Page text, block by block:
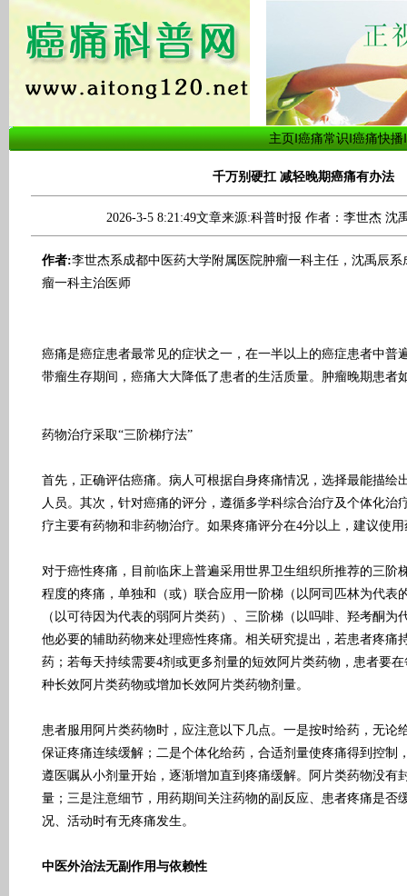
主页‖癌痛常识‖癌痛快播‖
千万别硬扛 减轻晚期癌痛有办法
2026-3-5 8:21:49文章来源:科普时报 作者：李世杰 沈
作者:李世杰系成都中医药大学附属医院肿瘤一科主任，沈禹辰
瘤一科主治医师
癌痛是癌症患者最常见的症状之一，在一半以上的癌症患者中普
带瘤生存期间，癌痛大大降低了患者的生活质量。肿瘤晚期患者
药物治疗采取“三阶梯疗法”
首先，正确评估癌痛。病人可根据自身疼痛情况，选择最能描绘
人员。其次，针对癌痛的评分，遵循多学科综合治疗及个体化治
疗主要有药物和非药物治疗。如果疼痛评分在4分以上，建议使
对于癌性疼痛，目前临床上普遍采用世界卫生组织所推荐的三阶
程度的疼痛，单独和（或）联合应用一阶梯（以阿司匹林为代表
（以可待因为代表的弱阿片类药）、三阶梯（以吗啡、羟考酮为
他必要的辅助药物来处理癌性疼痛。相关研究提出，若患者疼痛
药；若每天持续需要4剂或更多剂量的短效阿片类药物，患者要
种长效阿片类药物或增加长效阿片类药物剂量。
患者服用阿片类药物时，应注意以下几点。一是按时给药，无论
保证疼痛连续缓解；二是个体化给药，合适剂量使疼痛得到控制
遵医嘱从小剂量开始，逐渐增加直到疼痛缓解。阿片类药物没有
量；三是注意细节，用药期间关注药物的副反应、患者疼痛是否
况、活动时有无疼痛发生。
中医外治法无副作用与依赖性